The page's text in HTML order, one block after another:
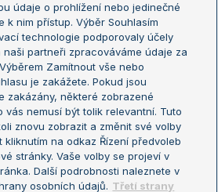
French Open
Wimbledon
US Open
Turnaj mistrů
Turnaj mistryň
údaje o prohlížení nebo jedinečné
k nim přístup. Výběr Souhlasím
technologie podporovaly účely
naši partneři zpracováváme údaje za
Zamítnout vše nebo
je zakážete. Pokud jsou
zakázány, některé zobrazené
vás nemusí být tolik relevantní. Tuto
znovu zobrazit a změnit své volby
na odkaz Řízení předvoleb
stránky. Vaše volby se projeví v
Další podrobnosti naleznete v
osobních údajů. Třetí strany